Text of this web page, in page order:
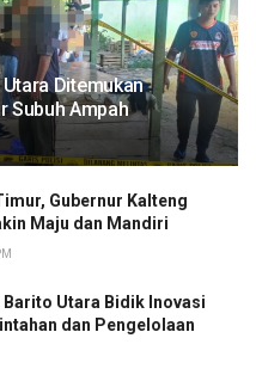
Ditemukan
Subuh Ampah
Gubernur Kalteng
Maju dan Mandiri
Barito Utara Bidik Inovasi
dan Pengelolaan